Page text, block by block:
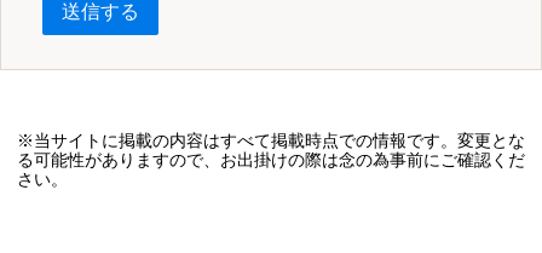
送信する
※当サイトに掲載の内容はすべて掲載時点での情報です。変更とな
る可能性がありますので、お出掛けの際は念の為事前にご確認くだ
さい。